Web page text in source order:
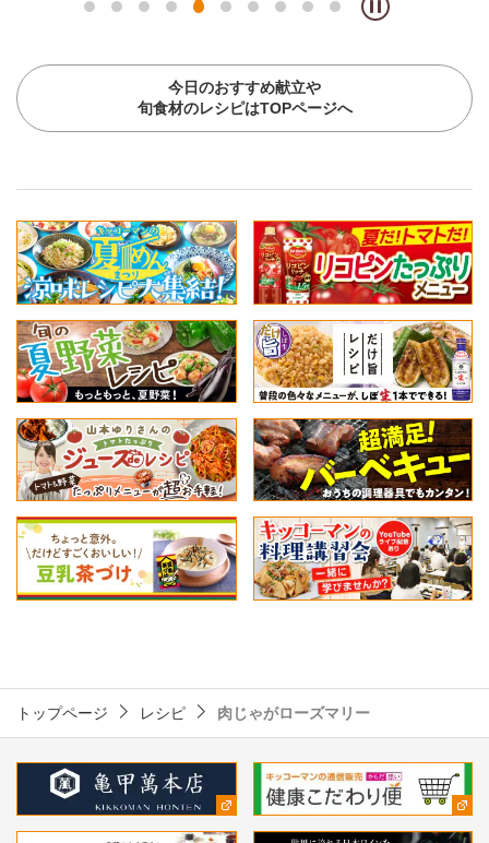
今日のおすすめ献立や
旬食材のレシピはTOPページへ
トップページ レシピ 肉じゃがローズマリー